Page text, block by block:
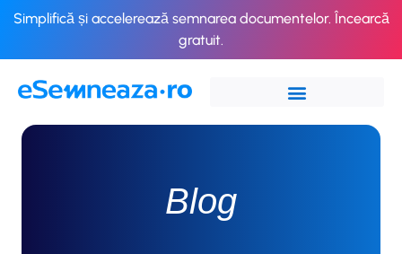
Simplifică și accelerează semnarea documentelor. Încearcă
gratuit.
Blog